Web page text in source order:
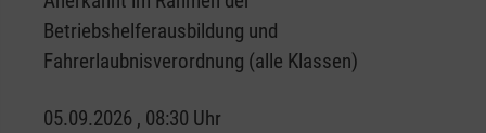
Betriebshelferausbildung und
Fahrerlaubnisverordnung (alle Klassen)
05.09.2026 , 08:30 Uhr